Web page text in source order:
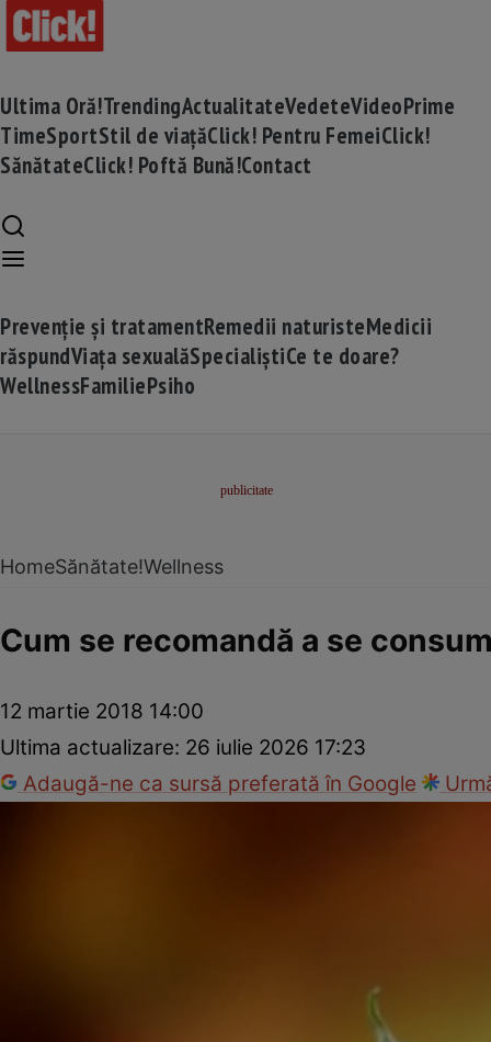
Ultima Oră!TrendingActualitateVedeteVideoPrime
TimeSportStil de viațăClick! Pentru FemeiClick!
SănătateClick! Poftă Bună!Contact
Prevenție și tratamentRemedii naturisteMedicii
răspundViața sexualăSpecialiștiCe te doare?
WellnessFamiliePsiho
HomeSănătate!Wellness
Cum se recomandă a se
12 martie 2018 14:00
Ultima actualizare: 26 iulie 2026 17:23
Adaugă-ne ca sursă preferată în Google